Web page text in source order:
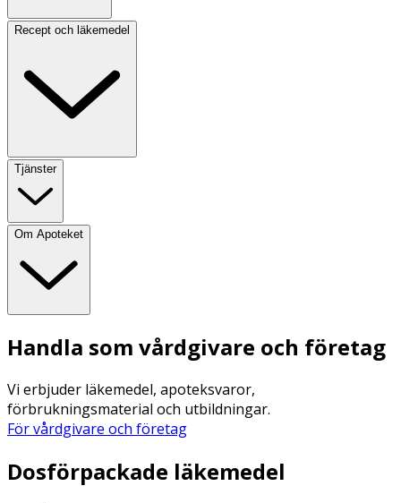
Recept och läkemedel
Tjänster
Om Apoteket
Handla som vårdgivare och företag
Vi erbjuder läkemedel, apoteksvaror,
förbrukningsmaterial och utbildningar.
För vårdgivare och företag
Dosförpackade läkemedel